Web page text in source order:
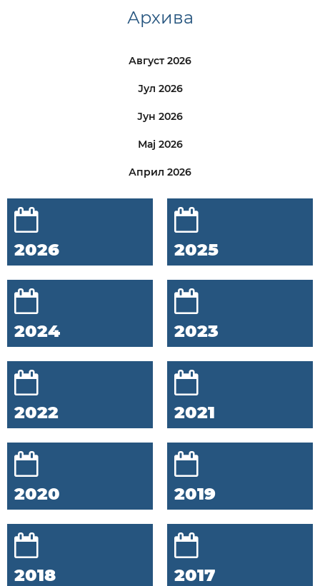
Архива
Август 2026
Јул 2026
Јун 2026
Мај 2026
Април 2026
2026 2025
2024 2023
2022 2021
2020 2019
2018 2017